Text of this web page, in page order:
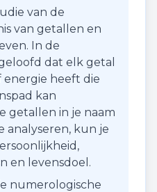
van de
van getallen en
In de
dat elk getal
heeft die
kan
getallen in je naam
kun je
en levensdoel.
numerologische